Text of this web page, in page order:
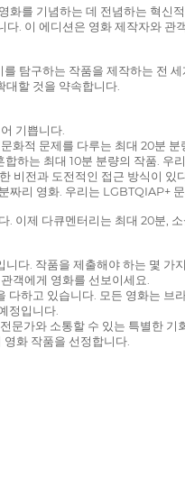
를 기념하는 데 전념하는 혁
. 이 에디션은 영화 제작자와
탐구하는 작품을 제작하는 전
대할 것을 약속합니다.
기쁩니다.
화적 문제를 다루는 최대 20분
하는 최대 10분 분량의 작품.
비전과 도전적인 접근 방식이 있
짜리 영화. 우리는 LGBTQIAP+
이제 다큐멘터리는 최대 20분,
다. 작품을 제출해야 하는 몇 가
객에게 영화를 선보이세요.
하고 있습니다. 모든 영화는
정입니다.
문가와 소통할 수 있는 특별한 기
영화 작품을 선정합니다.